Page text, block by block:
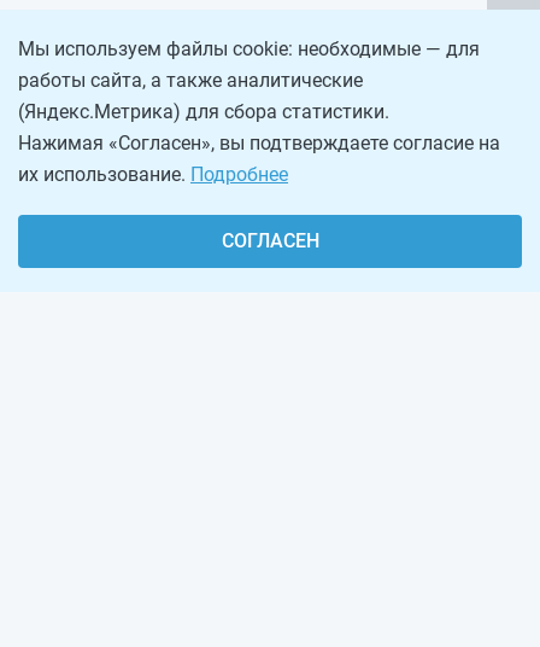
Мы используем файлы cookie: необходимые — для
работы сайта, а также аналитические
(Яндекс.Метрика) для сбора статистики.
Нажимая «Согласен», вы подтверждаете согласие на
их использование. Подробнее
СОГЛАСЕН